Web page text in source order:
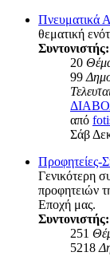
Πνευματικά
θεματική
Συντονιστής:
20
99
από
Σάβ
Προφητείες-
Γενικότερη
προφητειών
Εποχή μας.
Συντονιστής:
251
5218